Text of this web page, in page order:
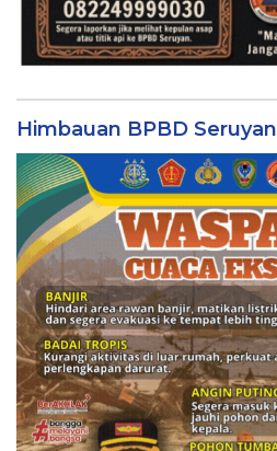
Himbauan BPBD Seruyan